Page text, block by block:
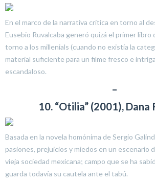
En el marco de la narrativa crítica en torno al
Eusebio Ruvalcaba generó quizá el primer
torno a los millenials (cuando no existía la
material suficiente para un filme fresco e
escandaloso.
–
10. “Otilia” (2001),
Basada en la novela homónima de Sergio
pasiones, prejuicios y miedos en un escenario
vieja sociedad mexicana; campo que se ha
guarda todavía su cautela ante el tabú.